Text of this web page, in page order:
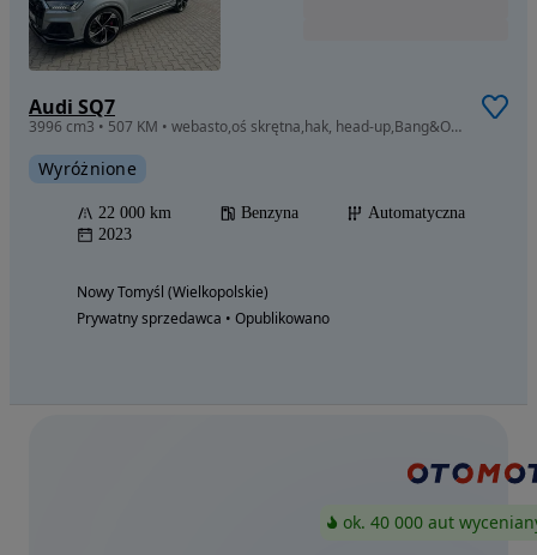
Audi SQ7
3996 cm3 • 507 KM • webasto,oś skrętna,hak, head-up,Bang&Olufsen 5 lat gwarancja
Wyróżnione
22 000 km Benzyna
Automatyczna
2023
Nowy Tomyśl (Wielkopolskie)
Prywatny sprzedawca • Opublikowano
ok. 40 000 aut